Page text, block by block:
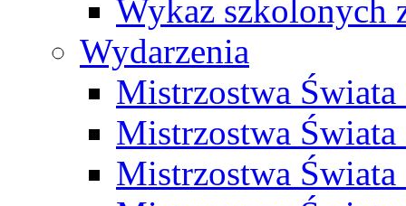
Wykaz szkolonych
Wydarzenia
Mistrzostwa
Mistrzostwa
Mistrzostwa